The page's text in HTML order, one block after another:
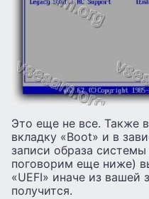
Это еще не все. Также
вкладку «Boot» и в
записи образа
поговорим еще ниже)
«UEFI» иначе из вашей
получится.